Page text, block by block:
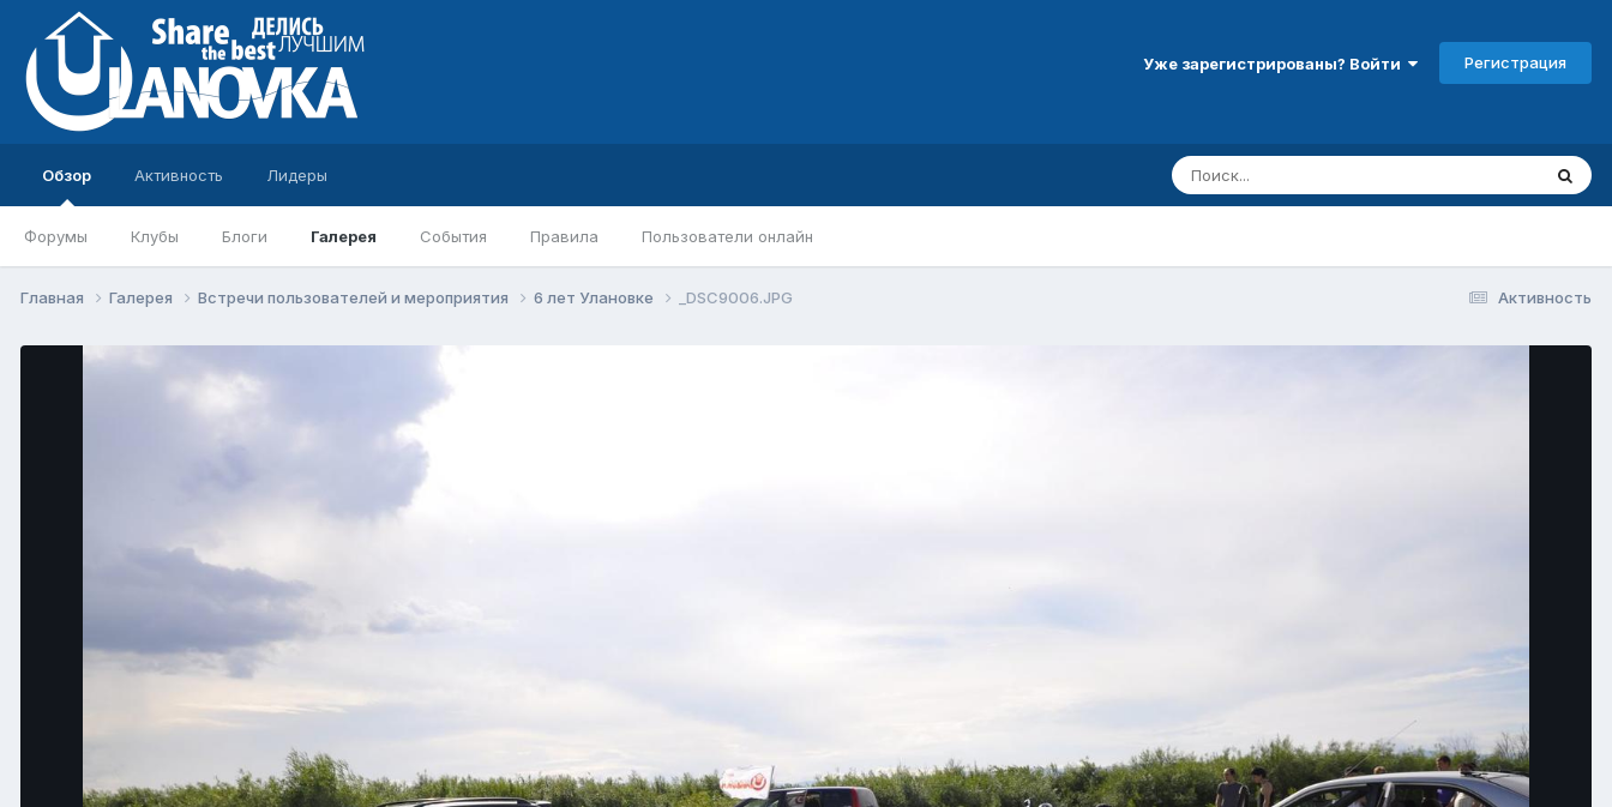
Уже зарегистрированы? Войти Регистрация
Обзор
Форумы Клубы Блоги Галерея События Правила Пользователи онлайн
Активность Лидеры
Активность
Главная Галерея Встречи пользователей и мероприятия 6 лет Улановке _DSC9006.JPG